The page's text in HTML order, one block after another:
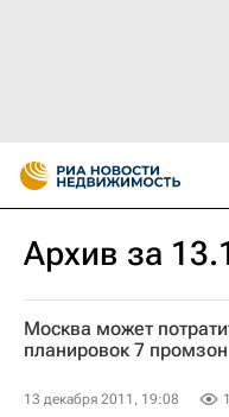
Архив за
Москва может
планировок 7
13 декабря 2011, 19:08